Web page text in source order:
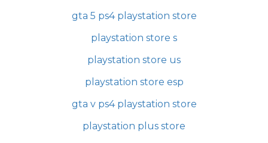
gta 5 ps4 playstation store
playstation store s
playstation store us
playstation store esp
gta v ps4 playstation store
playstation plus store